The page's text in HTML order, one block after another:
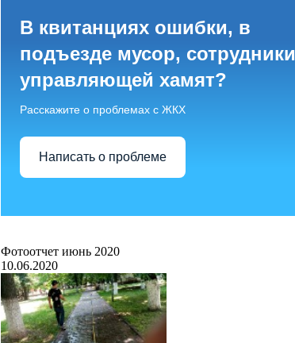
В квитанциях ошибки, в
подъезде мусор, сотрудники
управляющей хамят?
Расскажите о проблемах с ЖКХ
Написать о проблеме
Фотоотчет июнь 2020
10.06.2020